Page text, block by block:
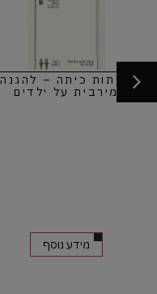
דלתות כיתה – להגנה
מירבית על ילדים
מידע נוסף